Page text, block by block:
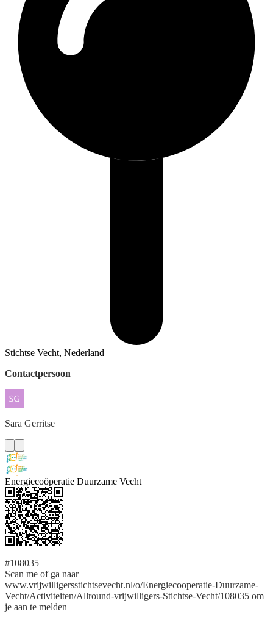
Stichtse Vecht, Nederland
Contactpersoon
Sara Gerritse
Energiecoöperatie Duurzame Vecht
#108035
Scan me of ga naar
www.vrijwilligersstichtsevecht.nl/o/Energiecooperatie-Duurzame-
Vecht/Activiteiten/Allround-vrijwilligers-Stichtse-Vecht/108035 om
je aan te melden